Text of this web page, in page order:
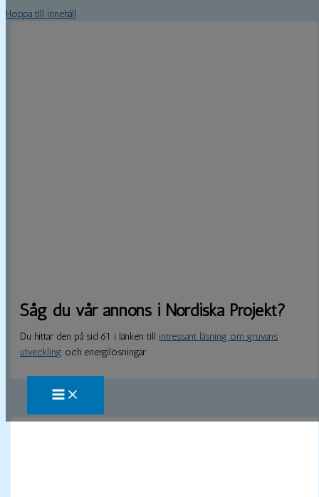
Hoppa till innehåll
Såg du vår annons i Nordiska Projekt?
Du hittar den på sid 61 i länken till intressant läsning om gruvans
utveckling och energilösningar